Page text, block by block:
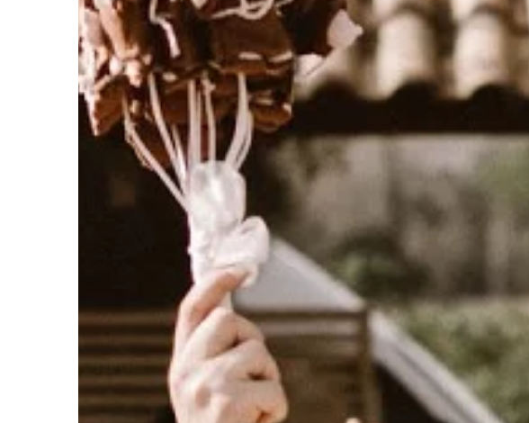
05 | 09 | 2021
Co pozwoli zwiększyć wydajność
pracowników w pracy?
Praca w zakładach produkcyjnych od
zawsze wymagała dużej wytrzymałości,
siły fizycznej i szybkości. Normy pracy
stale rosną, natomiast organizm ludzki
[…]